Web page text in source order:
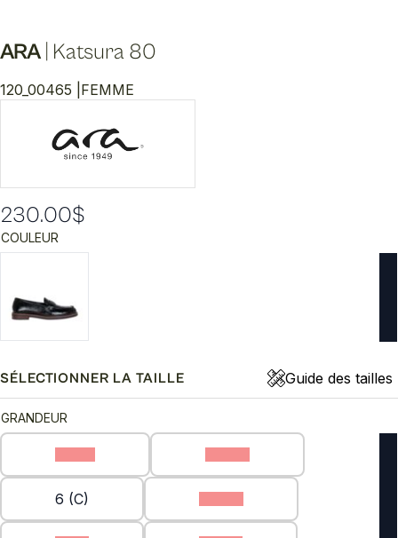
ARA Katsura 80
120_00465 | FEMME
230.00$
COULEUR
SÉLECTIONNER LA TAILLE Guide des tailles
GRANDEUR
6 (C)